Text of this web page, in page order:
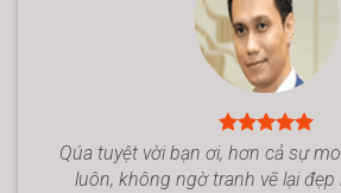
Qúa tuyệt vời bạn ơi, hơn cả sự
luôn, không ngờ tranh vẽ lại